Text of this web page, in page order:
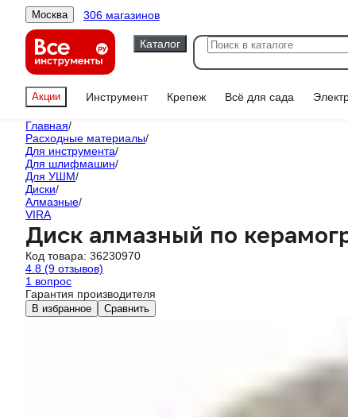
Москва 306 магазинов
Каталог
Акции Инструмент Крепеж Всё для сада
Главная/
Расходные материалы/
Для инструмента/
Для шлифмашин/
Для УШМ/
Диски/
Алмазные/
VIRA
Диск алмазный по
Код товара: 36230970
4.8 (9 отзывов)
1 вопрос
Гарантия производителя
В избранное Сравнить